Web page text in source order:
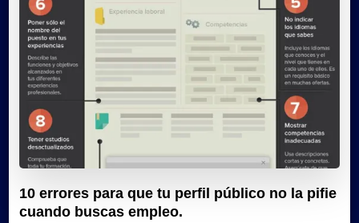
10 errores para que tu perfil público no la pifie
cuando buscas empleo.